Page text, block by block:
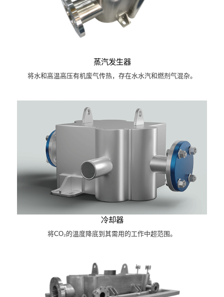
蒸汽发生器
将水和高温高压有机废气传热，存在水水汽和燃剂气混杂。
冷却器
将CO₂的溫度降底到其需用的工作中超范围。